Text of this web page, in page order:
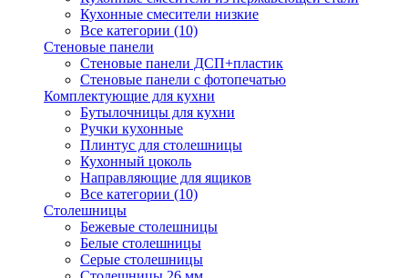
Кухонные смесители низкие
Все категории (10)
Стеновые панели
Стеновые панели ДСП+пластик
Стеновые панели с фотопечатью
Комплектующие для кухни
Бутылочницы для кухни
Ручки кухонные
Плинтус для столешницы
Кухонный цоколь
Направляющие для ящиков
Все категории (10)
Столешницы
Бежевые столешницы
Белые столешницы
Серые столешницы